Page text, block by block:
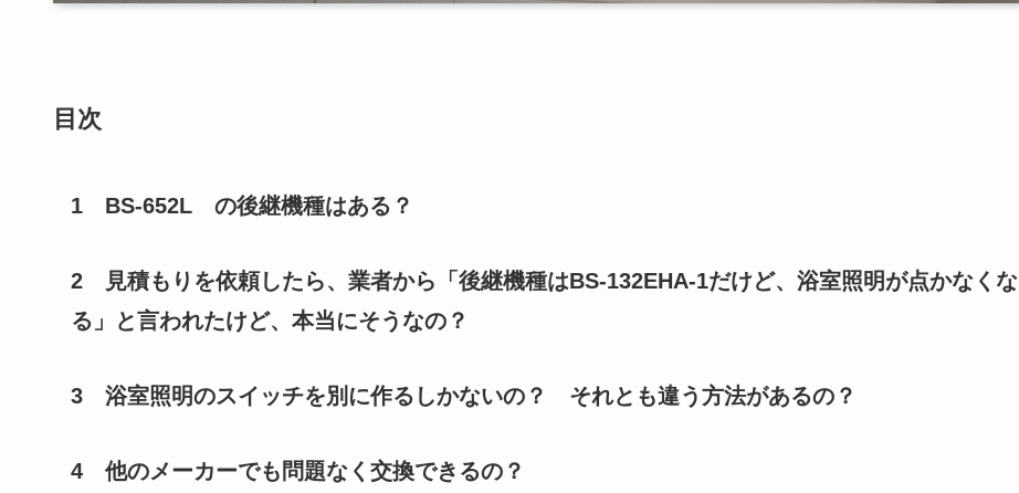
目次
1 BS-652L の後継機種はある？
2
見積もりを依頼したら、業者から「後継機種はBS-132EHA-1だけど、浴室照明が点かなくな
る」と言われたけど、本当にそうなの？
3 浴室照明のスイッチを別に作るしかないの？ それとも違う方法があるの？
4 他のメーカーでも問題なく交換できるの？